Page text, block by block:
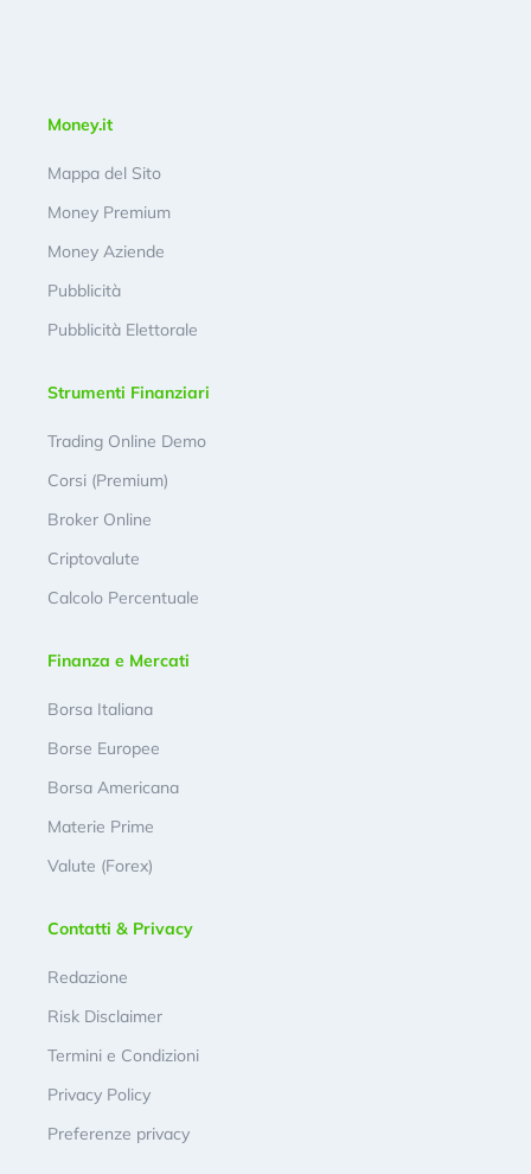
Money.it
Mappa del Sito
Money Premium
Money Aziende
Pubblicità
Pubblicità Elettorale
Strumenti Finanziari
Trading Online Demo
Corsi (Premium)
Broker Online
Criptovalute
Calcolo Percentuale
Finanza e Mercati
Borsa Italiana
Borse Europee
Borsa Americana
Materie Prime
Valute (Forex)
Contatti & Privacy
Redazione
Risk Disclaimer
Termini e Condizioni
Privacy Policy
Preferenze privacy